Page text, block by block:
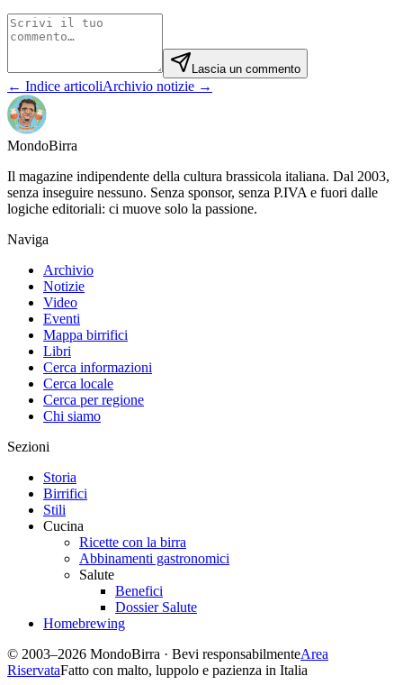
Lascia un commento
← Indice articoliArchivio notizie →
MondoBirra
Il magazine indipendente della cultura brassicola italiana. Dal 2003,
senza inseguire nessuno. Senza sponsor, senza P.IVA e fuori dalle
logiche editoriali: ci muove solo la passione.
Naviga
Archivio
Notizie
Video
Eventi
Mappa birrifici
Libri
Cerca informazioni
Cerca locale
Cerca per regione
Chi siamo
Sezioni
Storia
Birrifici
Stili
Cucina
Ricette con la birra
Abbinamenti gastronomici
Salute
Benefici
Dossier Salute
Homebrewing
© 2003–2026 MondoBirra · Bevi responsabilmenteArea
RiservataFatto con malto, luppolo e pazienza in Italia